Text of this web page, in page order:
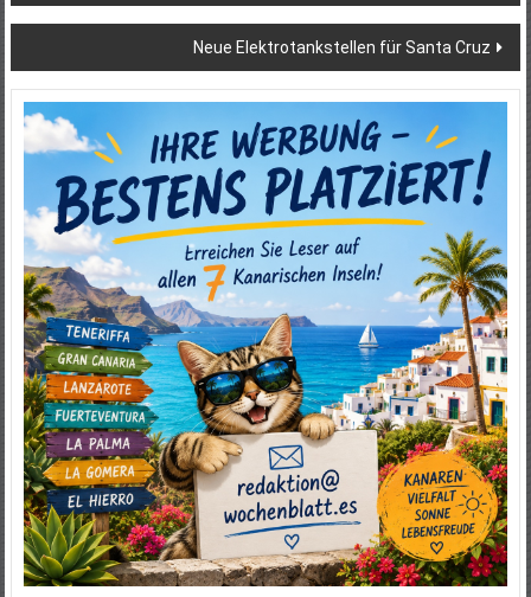
Neue Elektrotankstellen für Santa Cruz